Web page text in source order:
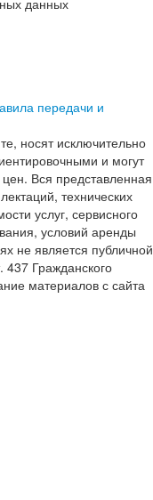
передачи и
носят исключительно
и могут
Вся представленная
технических
услуг, сервисного
условий аренды
не является публичной
Гражданского
материалов с сайта